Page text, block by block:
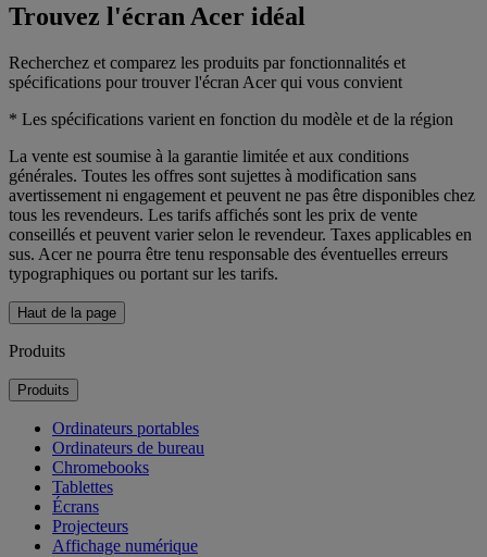
Trouvez l'écran Acer idéal
Recherchez et comparez les produits par fonctionnalités et
spécifications pour trouver l'écran Acer qui vous convient
* Les spécifications varient en fonction du modèle et de la région
La vente est soumise à la garantie limitée et aux conditions
générales. Toutes les offres sont sujettes à modification sans
avertissement ni engagement et peuvent ne pas être disponibles chez
tous les revendeurs. Les tarifs affichés sont les prix de vente
conseillés et peuvent varier selon le revendeur. Taxes applicables en
sus. Acer ne pourra être tenu responsable des éventuelles erreurs
typographiques ou portant sur les tarifs.
Haut de la page
Produits
Produits
Ordinateurs portables
Ordinateurs de bureau
Chromebooks
Tablettes
Écrans
Projecteurs
Affichage numérique